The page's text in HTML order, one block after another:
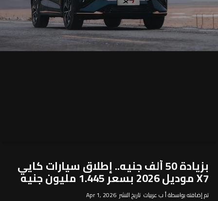
بزيادة 50 ألف جنيه.. إطلاق سيارات كايي
X7 موديل 2026 بسعر 1.445 مليون جنيه
تم إضافته بواسطة أ ب عربيات تاريخ النشر Apr 1, 2026